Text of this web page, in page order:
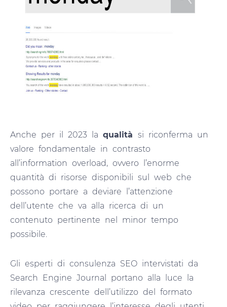
Anche per il 2023 la qualità si riconferma un
valore fondamentale in contrasto
all’information overload, ovvero l’enorme
quantità di risorse disponibili sul web che
possono portare a deviare l’attenzione
dell’utente che va alla ricerca di un
contenuto pertinente nel minor tempo
possibile.
Gli esperti di consulenza SEO intervistati da
Search Engine Journal portano alla luce la
rilevanza crescente dell’utilizzo del formato